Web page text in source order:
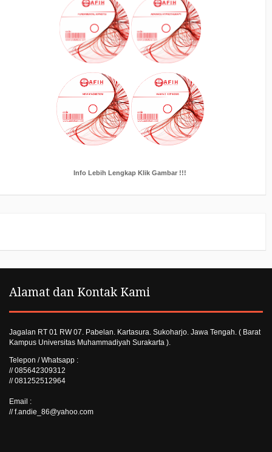
Info Lebih Lengkap Klik Gambar !!!
Alamat dan Kontak Kami
Jagalan RT 01 RW 07. Pabelan. Kartasura. Sukoharjo. Jawa Tengah. ( Barat
Kampus Universitas Muhammadiyah Surakarta ).
Telepon / Whatsapp :
// 085642309312
// 081252512964
Email :
// f.andie_86@yahoo.com